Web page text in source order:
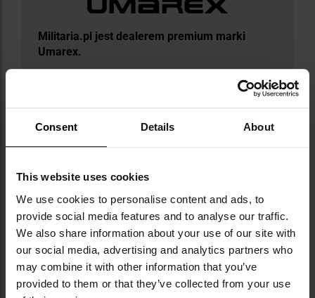
Consent Details About
This website uses cookies
We use cookies to personalise content and ads, to
provide social media features and to analyse our traffic.
We also share information about your use of our site with
our social media, advertising and analytics partners who
may combine it with other information that you’ve
provided to them or that they’ve collected from your use
Militaria.pl jest dealerem premium marki
Umarex.
Umarex to niemiecka firma założona w 1972
alarmowych na świecie. Marka zasłynęła z
wiernych replik broni palnej tworzonych na
Koch, Walther czy Beretta. W jej ofercie znajdują
akcesoria oraz sprzęt obronny. Umarex
wyróżnia się innowacjami, m.in. rewolucyjnymi
wiatrówkami CO2 i systemem Fast Action.
Dzięki globalnej dystrybucji produkty marki
dostępne są już w kilkudziesięciu krajach.
Pierwszy wielki sukces Umarex przyniosła